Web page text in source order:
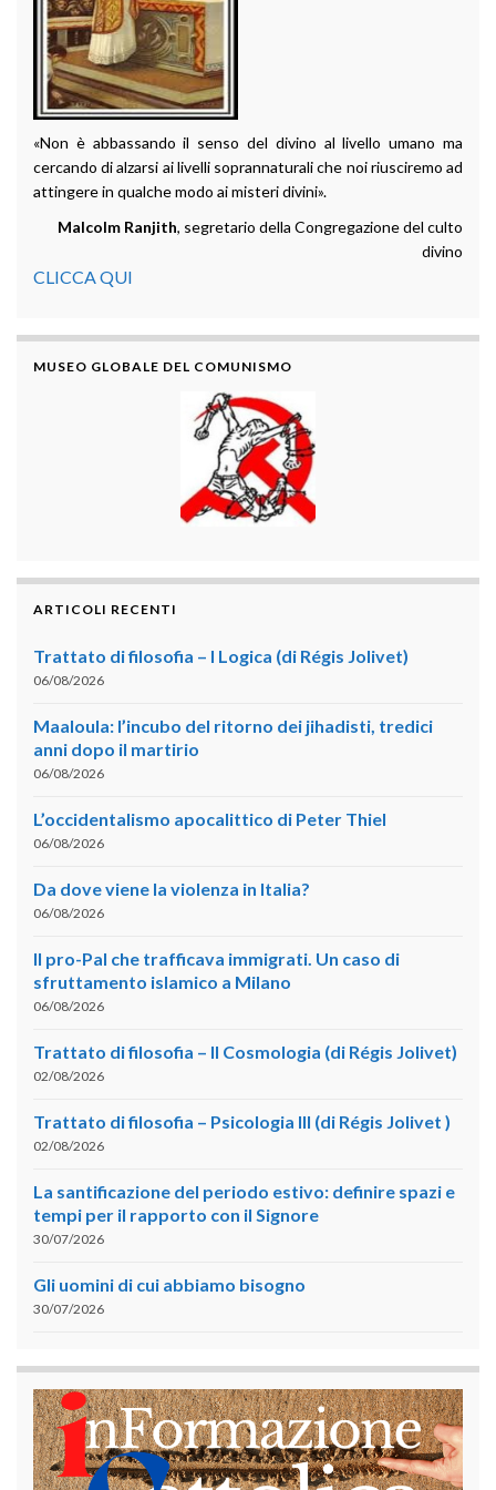
«Non è abbassando il senso del divino al livello umano ma
cercando di alzarsi ai livelli soprannaturali che noi riusciremo ad
attingere in qualche modo ai misteri divini».
Malcolm Ranjith, segretario della Congregazione del culto
divino
CLICCA QUI
MUSEO GLOBALE DEL COMUNISMO
ARTICOLI RECENTI
Trattato di filosofia – I Logica (di Régis Jolivet)
06/08/2026
Maaloula: l’incubo del ritorno dei jihadisti, tredici
anni dopo il martirio
06/08/2026
L’occidentalismo apocalittico di Peter Thiel
06/08/2026
Da dove viene la violenza in Italia?
06/08/2026
Il pro-Pal che trafficava immigrati. Un caso di
sfruttamento islamico a Milano
06/08/2026
Trattato di filosofia – II Cosmologia (di Régis Jolivet)
02/08/2026
Trattato di filosofia – Psicologia III (di Régis Jolivet )
02/08/2026
La santificazione del periodo estivo: definire spazi e
tempi per il rapporto con il Signore
30/07/2026
Gli uomini di cui abbiamo bisogno
30/07/2026